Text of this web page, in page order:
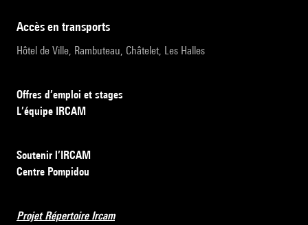
accès en transports
Hôtel de Ville, Rambuteau, Châtelet, Les Halles
Offres d’emploi et stages
L’équipe IRCAM
Soutenir l’IRCAM
Centre Pompidou
Projet Répertoire Ircam